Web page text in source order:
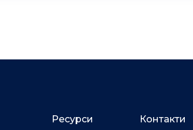
Ресурси Контакти